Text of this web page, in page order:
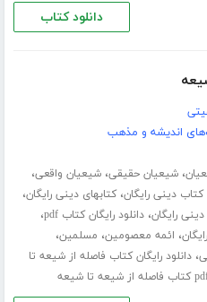
دانلود کتاب
اندیشه و مذهب
،شیعیان حقیقی،شیعیان واقعی،
کتاب دینی رایگان،کتابهای دینی رایگان،
دینی رایگان،دانلود رایگان کتاب pdf ،
، ائمه معصومین، مسلمین،
،دانلود رایگان کتاب فاصله از شیعه تا